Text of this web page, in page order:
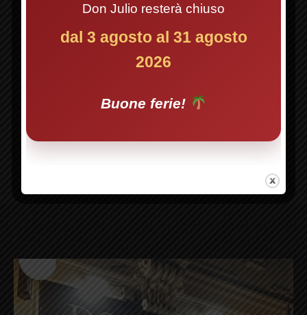
PER LA PROSSIMA VOLTA CHE
Don Julio resterà chiuso
dal 3 agosto al 31 agosto
2026
Buone ferie!